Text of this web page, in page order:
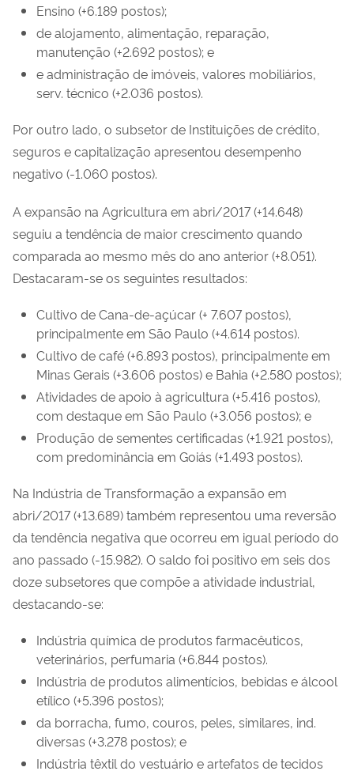
Ensino (+6.189 postos);
de alojamento, alimentação, reparação,
manutenção (+2.692 postos); e
e administração de imóveis, valores mobiliários,
serv. técnico (+2.036 postos).
Por outro lado, o subsetor de Instituições de crédito,
seguros e capitalização apresentou desempenho
negativo (-1.060 postos).
A expansão na Agricultura em abri/2017 (+14.648)
seguiu a tendência de maior crescimento quando
comparada ao mesmo mês do ano anterior (+8.051).
Destacaram-se os seguintes resultados:
Cultivo de Cana-de-açúcar (+ 7.607 postos),
principalmente em São Paulo (+4.614 postos).
Cultivo de café (+6.893 postos), principalmente em
Minas Gerais (+3.606 postos) e Bahia (+2.580 postos);
Atividades de apoio à agricultura (+5.416 postos),
com destaque em São Paulo (+3.056 postos); e
Produção de sementes certificadas (+1.921 postos),
com predominância em Goiás (+1.493 postos).
Na Indústria de Transformação a expansão em
abri/2017 (+13.689) também representou uma reversão
da tendência negativa que ocorreu em igual período do
ano passado (-15.982). O saldo foi positivo em seis dos
doze subsetores que compõe a atividade industrial,
destacando-se:
Indústria química de produtos farmacêuticos,
veterinários, perfumaria (+6.844 postos).
Indústria de produtos alimentícios, bebidas e álcool
etílico (+5.396 postos);
da borracha, fumo, couros, peles, similares, ind.
diversas (+3.278 postos); e
Indústria têxtil do vestuário e artefatos de tecidos